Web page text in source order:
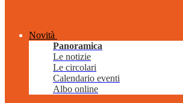
Novità
Panoramica
Le notizie
Le circolari
Calendario eventi
Albo online